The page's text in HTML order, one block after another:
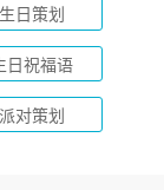
生日策划
日祝福语
派对策划